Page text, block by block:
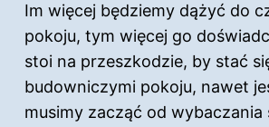
Im więcej będziemy dążyć do
pokoju, tym więcej go
stoi na przeszkodzie, by stać
budowniczymi pokoju, nawet
musimy zacząć od wybaczania